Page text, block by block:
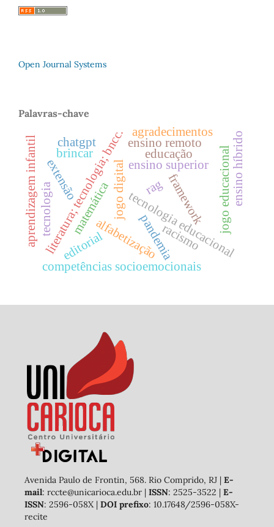
Open Journal Systems
Palavras-chave
tecnologia educacional
alfabetização
jogo digital
literatura; tecnologia; bncc. ensino superior
extensão
competências socioemocionais
framework jogo educacional
educação
pandemia
rag ensino híbrido
ensino remoto
editorial
agradecimentos
racismo
brincar
tecnologia
aprendizagem infantil matemática
chatgpt
Avenida Paulo de Frontin, 568. Rio Comprido, RJ | E-
mail: rccte@unicarioca.edu.br | ISSN: 2525-3522 | E-
ISSN: 2596-058X | DOI prefixo: 10.17648/2596-058X-
recite